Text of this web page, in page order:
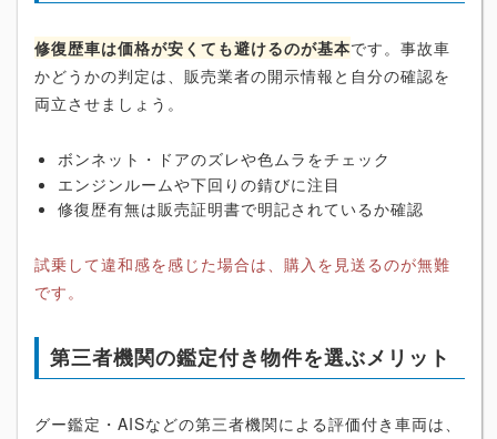
修復歴車は価格が安くても避けるのが基本です。事故車
かどうかの判定は、販売業者の開示情報と自分の確認を
両立させましょう。
ボンネット・ドアのズレや色ムラをチェック
エンジンルームや下回りの錆びに注目
修復歴有無は販売証明書で明記されているか確認
試乗して違和感を感じた場合は、購入を見送るのが無難
です。
第三者機関の鑑定付き物件を選ぶメリット
グー鑑定・AISなどの第三者機関による評価付き車両は、